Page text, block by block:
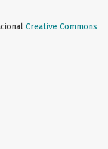
Creative Commons